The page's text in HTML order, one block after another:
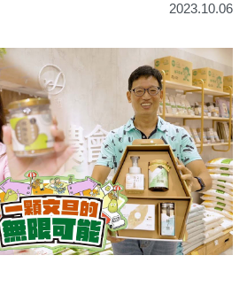
2023.10.06